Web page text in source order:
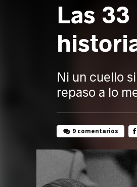
Las
Ni un cuello
repaso a lo
9 comentarios